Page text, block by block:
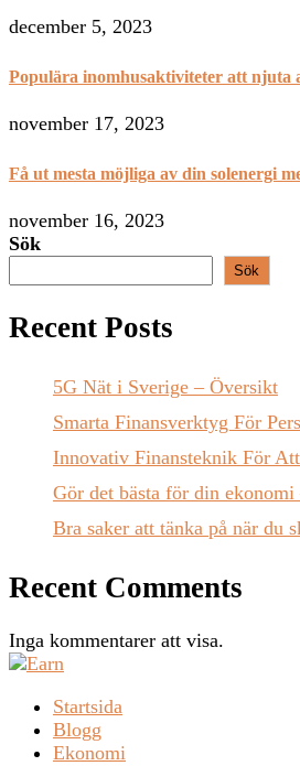
december 5, 2023
Populära inomhusaktiviteter att njuta
november 17, 2023
Få ut mesta möjliga av din solenergi
november 16, 2023
Sök
Sök
Recent Posts
5G Nät i Sverige – Översikt
Smarta Finansverktyg För
Innovativ Finansteknik För
Gör det bästa för din
Bra saker att tänka på när du
Recent Comments
Inga kommentarer att visa.
Startsida
Blogg
Ekonomi